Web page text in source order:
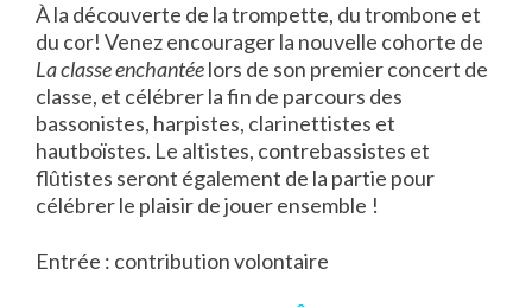
À la découverte de la trompette, du trombone et
du cor! Venez encourager la nouvelle cohorte de
La classe enchantéelors de son premier concert de
classe, et célébrer la fin de parcours des
bassonistes, harpistes, clarinettistes et
hautboïstes. Le altistes, contrebassistes et
flûtistes seront également de la partie pour
célébrer le plaisir de jouer ensemble !
Entrée : contribution volontaire